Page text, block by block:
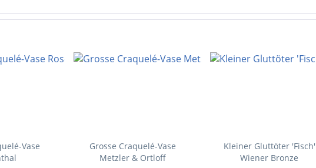
Vase
Grosse Craquelé-Vase
Metzler & Ortloff
Kleiner Gluttöter 'Fisch'
Wiener Bronze